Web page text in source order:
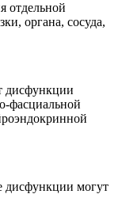
отдельной
органа, сосуда,
дисфункции
фасциальной
дисфункции могут